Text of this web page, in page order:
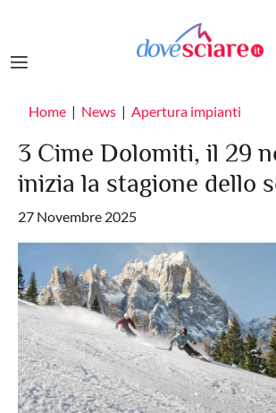
Home News Apertura impianti
3 Cime Dolomiti, il 29
inizia la stagione dello
27 Novembre 2025